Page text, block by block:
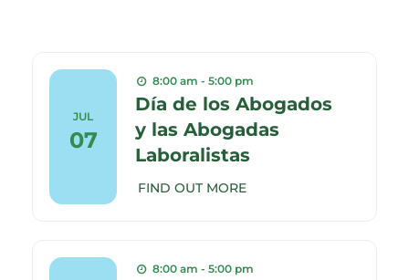
JUL
07
8:00 am - 5:00 pm
Día de los Abogados
y las Abogadas
Laboralistas
FIND OUT MORE
8:00 am - 5:00 pm